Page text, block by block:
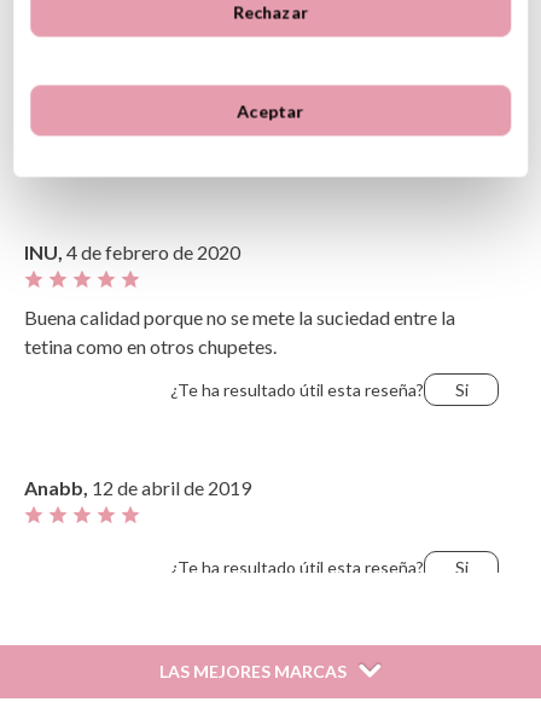
Más recientes
Lo más útil
Valoraciones más altas
INU, 4 de febrero de 2020
Buena calidad porque no se mete la suciedad entre la
tetina como en otros chupetes.
¿Te ha resultado útil esta reseña? Si
Anabb, 12 de abril de 2019
¿Te ha resultado útil esta reseña? Si
3 de noviembre de 2018
LAS MEJORES MARCAS
Rechazar
Aceptar